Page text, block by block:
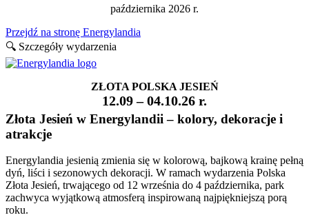
października 2026 r.
Przejdź na stronę Energylandia
🔍 Szczegóły wydarzenia
ZŁOTA POLSKA JESIEŃ
12.09 – 04.10.26 r.
Złota Jesień w Energylandii – kolory, dekoracje i
atrakcje
Energylandia jesienią zmienia się w kolorową, bajkową krainę pełną
dyń, liści i sezonowych dekoracji. W ramach wydarzenia Polska
Złota Jesień, trwającego od 12 września do 4 października, park
zachwyca wyjątkową atmosferą inspirowaną najpiękniejszą porą
roku.